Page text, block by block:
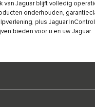
Jaguar blijft volledig
onderhouden,
plus Jaguar
bieden voor u en uw Jaguar.